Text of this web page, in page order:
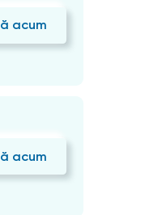
acum
acum